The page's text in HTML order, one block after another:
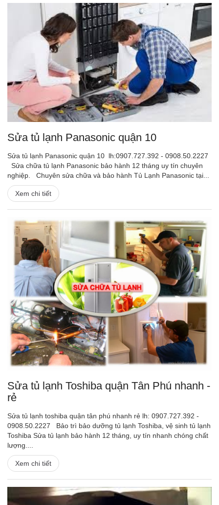
Sửa tủ lạnh Panasonic quận 10
Sửa tủ lạnh Panasonic quận 10 lh:0907.727.392 - 0908.50.2227
Sửa chữa tủ lạnh Panasonic bảo hành 12 tháng uy tín chuyên
nghiệp. Chuyên sửa chữa và bảo hành Tủ Lạnh Panasonic tại...
Xem chi tiết
Sửa tủ lạnh Toshiba quận Tân Phú nhanh -
rẻ
Sửa tủ lạnh toshiba quận tân phú nhanh rẻ lh: 0907.727.392 -
0908.50.2227 Bảo trì bảo dưỡng tủ lạnh Toshiba, vệ sinh tủ lạnh
Toshiba Sửa tủ lạnh bảo hành 12 tháng, uy tín nhanh chóng chất
lượng....
Xem chi tiết